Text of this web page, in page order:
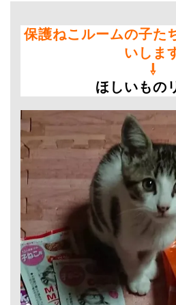
保護ねこルームの子た
いしま
⇩
ほしいもの